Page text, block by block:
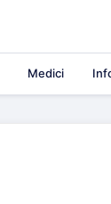
Medici